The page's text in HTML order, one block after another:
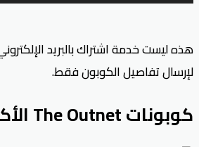
هذه ليست خدمة اشتراك بالبريد
لإرسال تفاصيل الكوبون فقط.
كوبونات The Outnet الأكثر شيوعاً